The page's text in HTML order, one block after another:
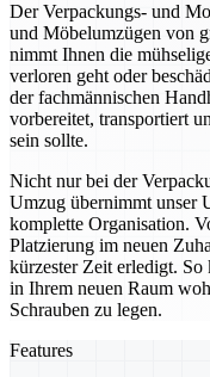
Der Verpackungs- und
und Möbelumzügen von
nimmt Ihnen die
verloren geht oder
der fachmännischen
vorbereitet, transportiert
sein sollte.
Nicht nur bei der
Umzug übernimmt unser
komplette Organisation.
Platzierung im neuen
kürzester Zeit erledigt.
in Ihrem neuen Raum
Schrauben zu legen.
Features